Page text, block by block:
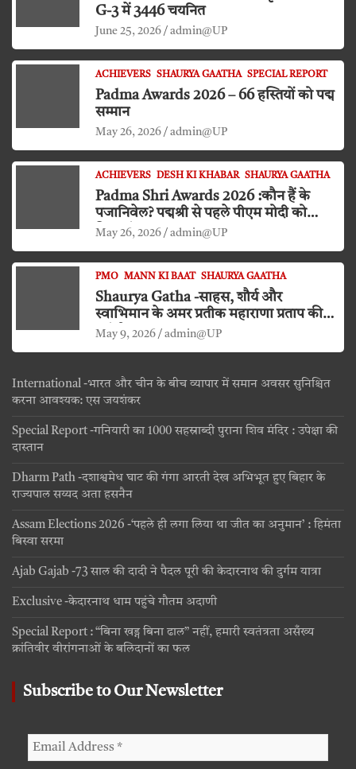
G-3 में 3446 चयनित
June 25, 2026 admin@UP
ACHIEVERS SHAURYA GAATHA SPECIAL REPORT
Padma Awards 2026 – 66 हस्तियों को पद्म
सम्मान
May 26, 2026 admin@UP
ACHIEVERS DESH KI KHABAR SHAURYA GAATHA
Padma Shri Awards 2026 :कौन हैं के
पजानिवेल? पद्मश्री से पहले पीएम मोदी को
किया दंडवत प्रणाम
May 26, 2026 admin@UP
PMO MANN KI BAAT SHAURYA GAATHA
Shaurya Gatha -साहस, शौर्य और
स्वाभिमान के अमर प्रतीक महाराणा प्रताप की
जयंती
May 9, 2026 admin@UP
International -भारत और चीन के बीच व्यापार में समान अवसर सुनिश्चित
करना आवश्यक: एस जयशंकर
Special Report -गनियारी का 1000 सहस्राब्दी पुराना शिव मंदिर : उपेक्षा की
दास्तान
Dharm Path -दशाश्वमेध घाट की गंगा आरती देख अभिभूत हुए बिहार के
राज्यपाल सय्यद अता हसनैन
Assam Elections 2026 -‘पहले ही लगा लिया था जीत का अनुमान’ : हिमंता
बिस्वा सरमा
Ajab Gajab -73 साल की दादी ने पैदल पूरी की केदारनाथ की दुर्गम यात्रा
Exclusive -केदारनाथ धाम पहुंचे गौतम अदाणी
Special Report : “बिना खड्ग बिना ढाल” नहीं, हमारी स्वतंत्रता असँख्य
क्रांतिवीर वीरांगनाओं के बलिदानों का फल
Subscribe to Our Newsletter